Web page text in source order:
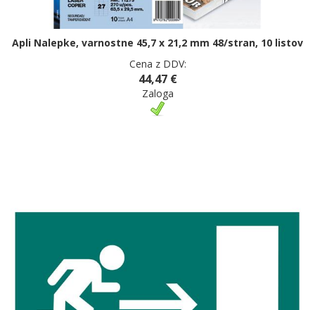
Apli Nalepke, varnostne 45,7 x 21,2 mm 48/stran, 10 listov
Cena z DDV:
44,47 €
Zaloga